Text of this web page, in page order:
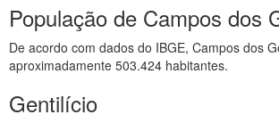
População de Campos dos
De acordo com dados do IBGE, Campos dos
aproximadamente 503.424 habitantes.
Gentilício